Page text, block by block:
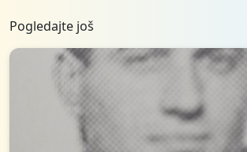
Pogledajte još